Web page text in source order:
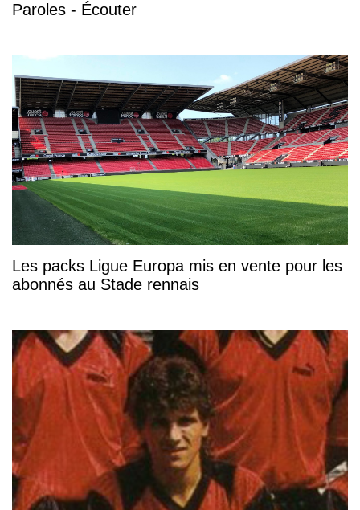
Paroles - Écouter
Les packs Ligue Europa mis en vente pour les
abonnés au Stade rennais